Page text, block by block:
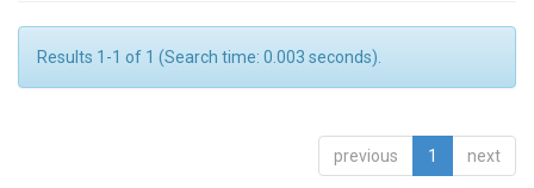
Results 1-1 of 1 (Search time: 0.003 seconds).
previous 1 next